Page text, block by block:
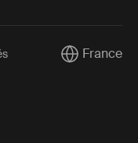
Current
France